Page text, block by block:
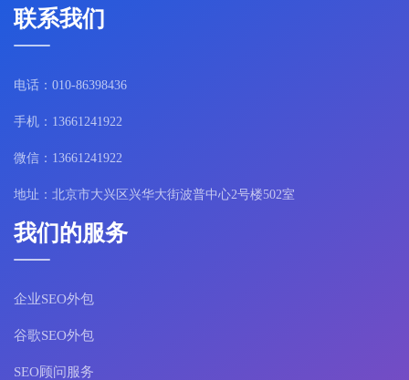
联系我们
电话：010-86398436
手机：13661241922
微信：13661241922
地址：北京市大兴区兴华大街波普中心2号楼502室
我们的服务
企业SEO外包
谷歌SEO外包
SEO顾问服务